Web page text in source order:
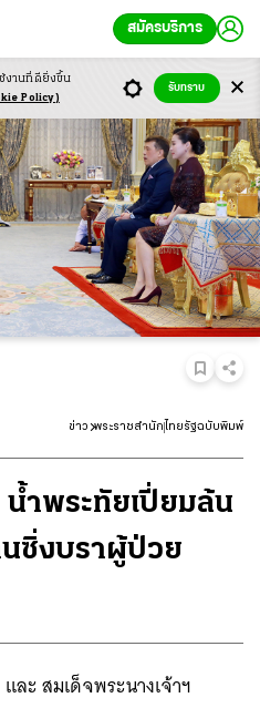
สมัครบริการ
ข่าว พระราชสำนัก ไทยรัฐฉบับพิมพ์
ำพระทัยเปี่ยมล้น
ซิ่งบราผู้ป่วย
ละ สมเด็จพระนางเจ้าฯ
งานที่ดียิ่งขึ้น
Policy)
รับทราบ